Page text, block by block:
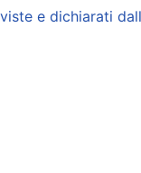
e dichiarati